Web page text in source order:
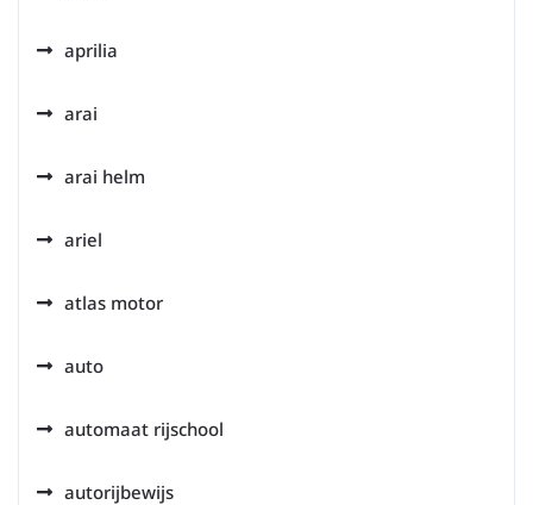
aprilia
arai
arai helm
ariel
atlas motor
auto
automaat rijschool
autorijbewijs